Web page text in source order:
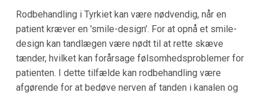
Rodbehandling i Tyrkiet kan være nødvendig, når en
patient kræver en 'smile-design'. For at opnå et smile-
design kan tandlægen være nødt til at rette skæve
tænder, hvilket kan forårsage følsomhedsproblemer for
patienten. I dette tilfælde kan rodbehandling være
afgørende for at bedøve nerven af tanden i kanalen og